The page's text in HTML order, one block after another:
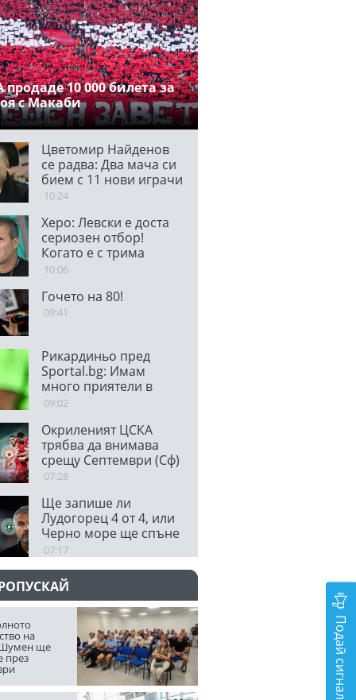
10 000 билета за
с Макаби
Цветомир Найденов
се радва: Два мача си
бием с 11 нови играчи
10:24
Херо: Левски е доста
сериозен отбор!
Когато е с трима
централни защитници,
стабилен
10:06
Гочето на 80!
09:41
Рикардиньо пред
Sportal.bg: Имам
много приятели в
Кайрат, но Левски е
09:02
Окриленият ЦСКА
трябва да внимава
срещу Септември (Сф)
07:28
Ще запише ли
Лудогорец 4 от 4, или
Черно море ще спъне
"орлите"
07:17
на
Шумен ще
през Подай сигнал